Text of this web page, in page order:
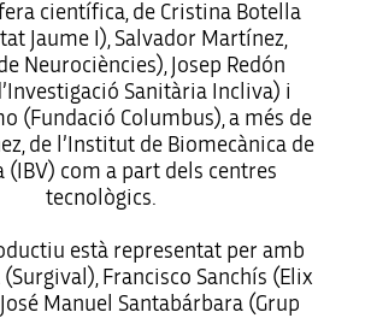
científica, de Cristina Botella
Jaume I), Salvador Martínez,
Neurociències), Josep Redón
Sanitària Incliva) i
(Fundació Columbus), a més de
de l’Institut de Biomecànica de
(IBV) com a part dels centres
tecnològics.
està representat per amb
(Surgival), Francisco Sanchís (Elix
Manuel Santabárbara (Grup